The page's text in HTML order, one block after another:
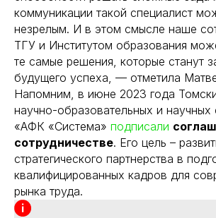
коммуникации такой специалист
незрелым. И в этом смысле наше
ТГУ и Институтом образования
те самые решения, которые станут
будущего успеха, — отметила
Напомним, в июне 2023 года
научно-образовательных и научных
«АФК «Система» подписали
сотрудничестве. Его цель –
стратегического партнерства в
квалифицированных кадров для
рынка труда.